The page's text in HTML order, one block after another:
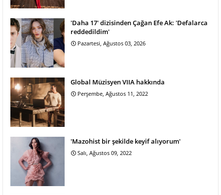
'Daha 17' dizisinden Çağan Efe Ak: 'Defalarca
reddedildim'
Pazartesi, Ağustos 03, 2026
Global Müzisyen VIIA hakkında
Perşembe, Ağustos 11, 2022
'Mazohist bir şekilde keyif alıyorum'
Salı, Ağustos 09, 2022